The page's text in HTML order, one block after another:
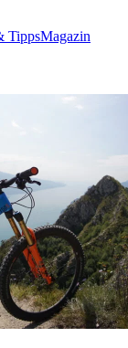
TippsMagazin